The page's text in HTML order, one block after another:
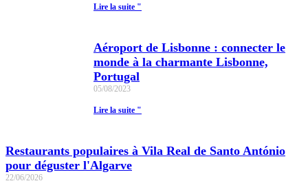
Lire la suite "
Aéroport de Lisbonne : connecter le
monde à la charmante Lisbonne,
Portugal
05/08/2023
Lire la suite "
Restaurants populaires à Vila Real de Santo António
pour déguster l'Algarve
22/06/2026